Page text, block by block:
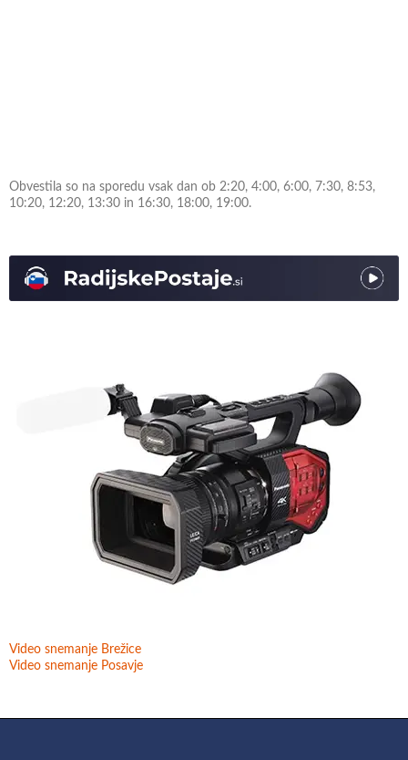
Obvestila so na sporedu vsak dan ob 2:20, 4:00, 6:00, 7:30, 8:53,
10:20, 12:20, 13:30 in 16:30, 18:00, 19:00.
Video snemanje Brežice
Video snemanje Posavje